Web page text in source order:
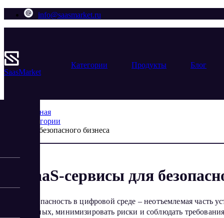
info@saasmarket.ru
SaasMarket
Категории Продукты Блог
Главная
Категории
Для безопасного бизнеса
SaaS-сервисы для
Безопасность в цифровой среде – неотъемлемая
данных, минимизировать риски и соблюдать